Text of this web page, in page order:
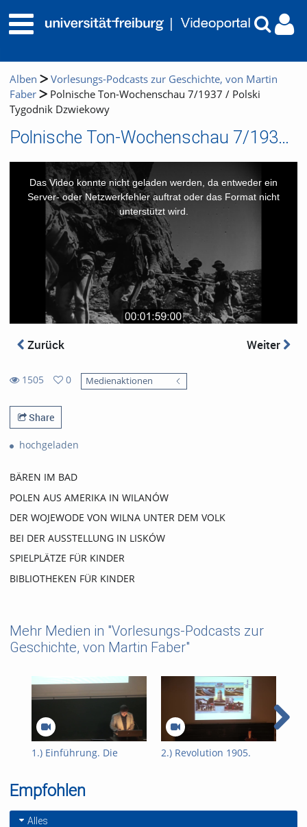
Alben
Vorlesungs-Podcasts zur Geschichte, von Martin
Faber
Polnische Ton-Wochenschau 7/1937 / Polski
Tygodnik Dzwiekowy
Polnische Ton-Wochenschau 7/1937 / Polski Tygodnik Dzwiekowy
window.
Das Video konnte nicht geladen werden, da entweder ein
Server- oder Netzwerkfehler auftrat oder das Format nicht
unterstützt wird.
Zurück Weiter
1505
views
0
favorites
Medienaktionen
Share
hochgeladen
BÄREN IM BAD
POLEN AUS AMERIKA IN WILANÓW
DER WOJEWODE VON WILNA UNTER DEM VOLK
BEI DER AUSSTELLUNG IN LISKÓW
SPIELPLÄTZE FÜR KINDER
BIBLIOTHEKEN FÜR KINDER
Mehr Medien in "Vorlesungs-Podcasts zur
Geschichte, von Martin Faber"
1.) Einführung. Die
Jahrhunderts. Das
Jahrhundert.
2.) Revolution 1905.
Empfohlen
Alles